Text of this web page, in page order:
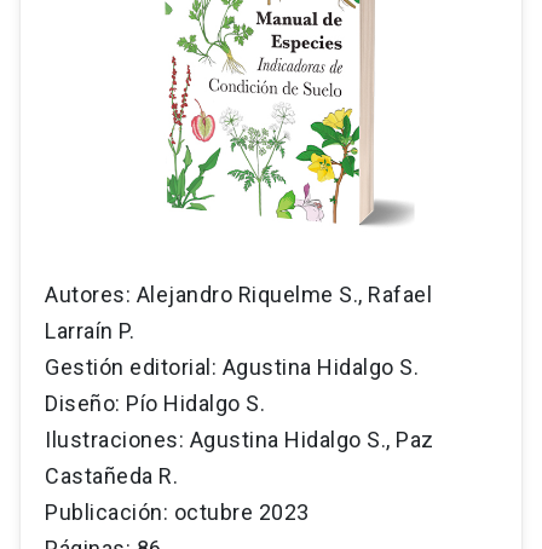
Autores: Alejandro Riquelme S., Rafael
Larraín P.
Gestión editorial: Agustina Hidalgo S.
Diseño: Pío Hidalgo S.
Ilustraciones: Agustina Hidalgo S., Paz
Castañeda R.
Publicación: octubre 2023